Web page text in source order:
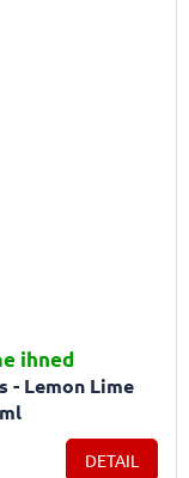
- Lemon Lime
ihned
DETAIL